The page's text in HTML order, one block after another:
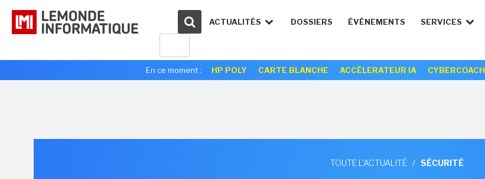
ACTUALITÉS DOSSIERS ÉVÉNEMENTS SERVICES
En ce moment : HP POLY CARTE BLANCHE ACCÉLERATEUR IA CYBERCOACH
TOUTE L'ACTUALITÉ / SÉCURITÉ